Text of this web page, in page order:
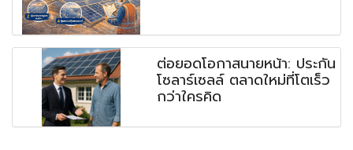
ต่อยอดโอกาสนายหน้า: ประกัน
โซลาร์เซลล์ ตลาดใหม่ที่โตเร็ว
กว่าใครคิด